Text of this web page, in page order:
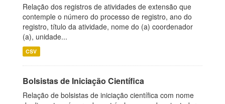
Relação dos registros de atividades de extensão que
contemple o número do processo de registro, ano do
registro, título da atividade, nome do (a) coordenador
(a), unidade...
CSV
Bolsistas de Iniciação Científica
Relação de bolsistas de iniciação científica com nome